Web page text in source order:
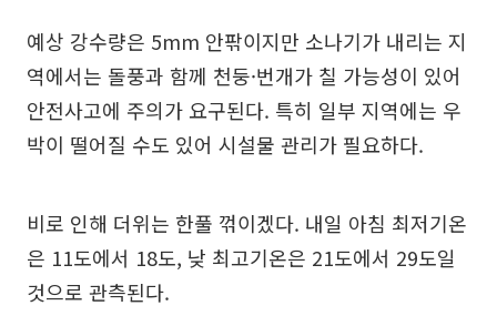
예상 강수량은 5mm 안팎이지만 소나기가 내리는 지
역에서는 돌풍과 함께 천둥·번개가 칠 가능성이 있어
안전사고에 주의가 요구된다. 특히 일부 지역에는 우
박이 떨어질 수도 있어 시설물 관리가 필요하다.
비로 인해 더위는 한풀 꺾이겠다. 내일 아침 최저기온
은 11도에서 18도, 낮 최고기온은 21도에서 29도일
것으로 관측된다.